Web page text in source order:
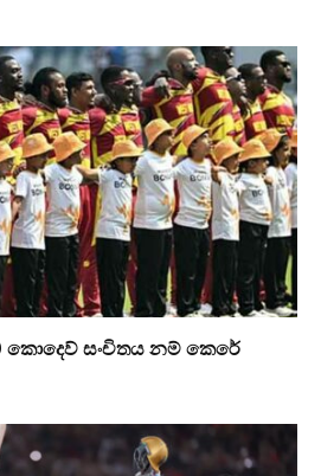
කොදෙව් සංචිතය නම් කෙරේ